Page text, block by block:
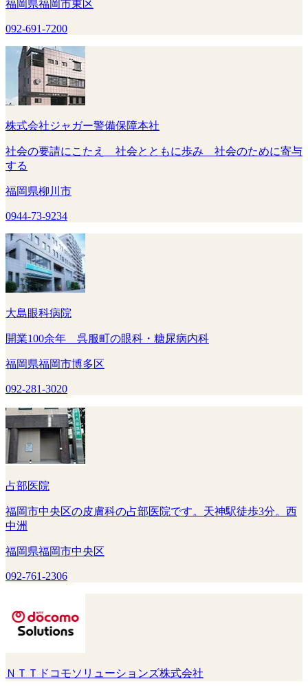
福岡県福岡市東区
092-691-7200
株式会社ジャガー警備保障本社
社会の要請にこたえ 社会とともに歩み 社会のために寄与
する
福岡県柳川市
0944-73-9234
大島眼科病院
開業100余年 呉服町の眼科・糖尿病内科
福岡県福岡市博多区
092-281-3020
占部医院
福岡市中央区の皮膚科の占部医院です。天神駅徒歩3分。西
中洲
福岡県福岡市中央区
092-761-2306
ＮＴＴドコモソリューションズ株式会社